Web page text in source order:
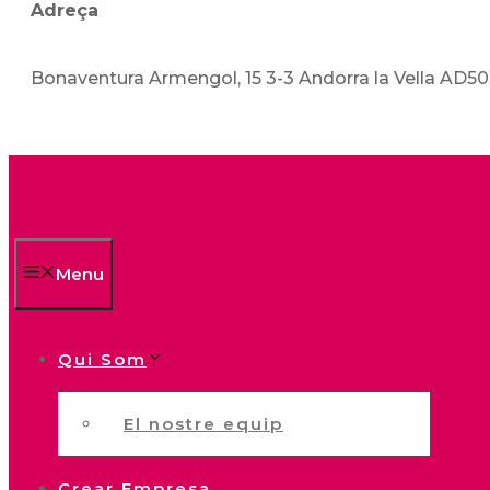
Adreça
Bonaventura Armengol, 15 3-3 Andorra la Vella
Menu
Qui Som
El nostre equip